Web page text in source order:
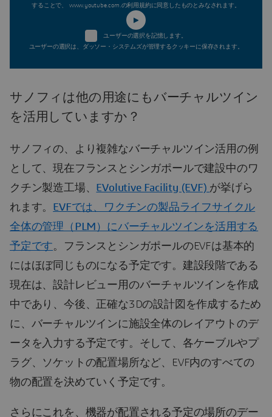
することで、 www.youtube.com.の利用規約に同意したものとみなされます。
ユーザーの選択を記憶します。
ユーザーの選択は、ダッソー・システムズが管理するクッキーに保存されます。
サノフィは他の用途にもバーチャルツイン
を活用していますか？
サノフィの、より複雑なバーチャルツイン活用の例
として、現在フランスとシンガポールで建設中のワ
クチン製造工場、 EVolutive Facility (EVF) が挙げら
れます。 EVFでは、ワクチンの製品ライフサイクル
全体の管理（PLM）にバーチャルツインを活用する
予定です。フランスとシンガポールのEVFは基本的
にはほぼ同じものになる予定です。建設段階である
現在は、設計レビュー用のバーチャルツインを作成
中であり、今後、正確な3Dの設計図を作成するため
に、バーチャルツインに施設全体のレイアウトのデ
ータを入力する予定です。そして、各ケーブルやプ
ラグ、ソケットの配置場所など、EVF内のすべての
物の配置を決めていく予定です。
さらにこれを、機器が配置される予定の場所のデー